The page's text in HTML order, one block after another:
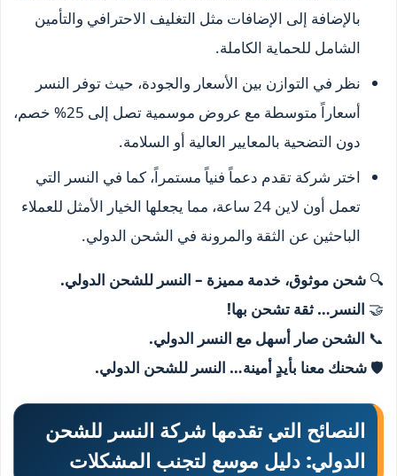
بالإضافة إلى الإضافات مثل التغليف الاحترافي والتأمين
الشامل للحماية الكاملة.
نظر في التوازن بين الأسعار والجودة، حيث توفر النسر
أسعاراً متوسطة مع عروض موسمية تصل إلى 25% خصم،
دون التضحية بالمعايير العالية أو السلامة.
اختر شركة تقدم دعماً فنياً مستمراً، كما في النسر التي
تعمل أون لاين 24 ساعة، مما يجعلها الخيار الأمثل للعملاء
الباحثين عن الثقة والمرونة في الشحن الدولي.
🔍 شحن موثوق، خدمة مميزة – النسر للشحن الدولي.
🤝 النسر… ثقة تشحن بها!
📞 الشحن صار أسهل مع النسر الدولي.
🛡️ شحنك معنا بأيدٍ أمينة… النسر للشحن الدولي.
النصائح التي تقدمها شركة النسر للشحن
الدولي: دليل موسع لتجنب المشكلات